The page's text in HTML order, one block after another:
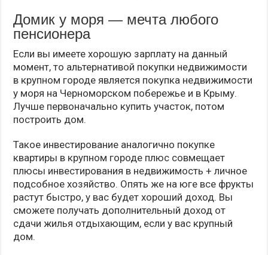
Домик у моря — мечта любого
пенсионера
Если вы имеете хорошую зарплату на данный
момент, то альтернативой покупки недвижимости
в крупном городе является покупка недвижимости
у моря на Черноморском побережье и в Крыму.
Лучше первоначально купить участок, потом
построить дом.
Такое инвестирование аналогично покупке
квартиры в крупном городе плюс совмещает
плюсы инвестирования в недвижимость + личное
подсобное хозяйство. Опять же на юге все фрукты
растут быстро, у вас будет хороший доход. Вы
сможете получать дополнительный доход от
сдачи жилья отдыхающим, если у вас крупный
дом.